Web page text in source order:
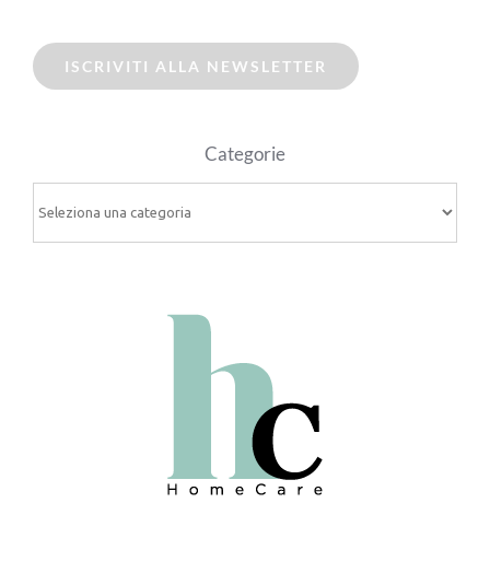
ISCRIVITI ALLA NEWSLETTER
Categorie